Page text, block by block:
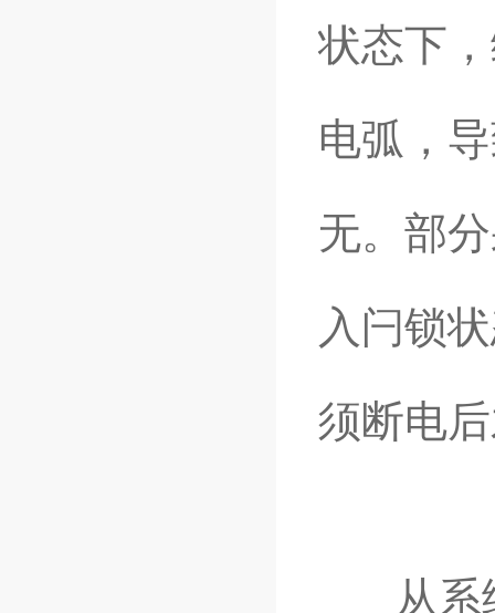
状态下
电弧，
无。部
入闩锁
须断电
从系统